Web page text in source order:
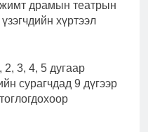
драмын театрын
хүртээл
3, 4, 5 дугаар
сурагчдад 9 дүгээр